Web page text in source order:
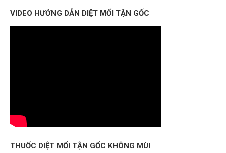
VIDEO HƯỚNG DẪN DIỆT MỐI TẬN GỐC
THUỐC DIỆT MỐI TẬN GỐC KHÔNG MÙI